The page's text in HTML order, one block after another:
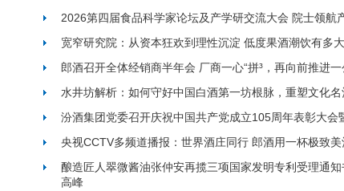
2026第四届食品科学家论坛及产学研交流大会 院士领航
宽窄研究院：从资本狂欢到理性沉淀 低度果酒潮饮有多
郎酒召开全体经销商半年会 厂商一心“拼³，再向前推进一
水井坊解析：如何守好中国白酒第一坊根脉，重塑文化名
汾酒集团党委召开庆祝中国共产党成立105周年表彰大会
央视CCTV多频道播报：世界酒庄同行 郎酒用一杯极致
酿造匠人翠微酱油张仲安再揽三项国家发明专利受理通
高峰